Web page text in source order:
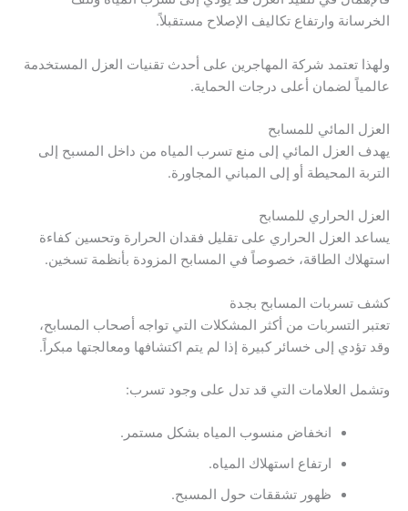
الخرسانة وارتفاع تكاليف الإصلاح مستقبلاً.
ولهذا تعتمد شركة المهاجرين على أحدث تقنيات العزل المستخدمة
عالمياً لضمان أعلى درجات الحماية.
العزل المائي للمسابح
يهدف العزل المائي إلى منع تسرب المياه من داخل المسبح إلى
التربة المحيطة أو إلى المباني المجاورة.
العزل الحراري للمسابح
يساعد العزل الحراري على تقليل فقدان الحرارة وتحسين كفاءة
استهلاك الطاقة، خصوصاً في المسابح المزودة بأنظمة تسخين.
كشف تسربات المسابح بجدة
تعتبر التسربات من أكثر المشكلات التي تواجه أصحاب المسابح،
وقد تؤدي إلى خسائر كبيرة إذا لم يتم اكتشافها ومعالجتها مبكراً.
وتشمل العلامات التي قد تدل على وجود تسرب:
انخفاض منسوب المياه بشكل مستمر.
ارتفاع استهلاك المياه.
ظهور تشققات حول المسبح.